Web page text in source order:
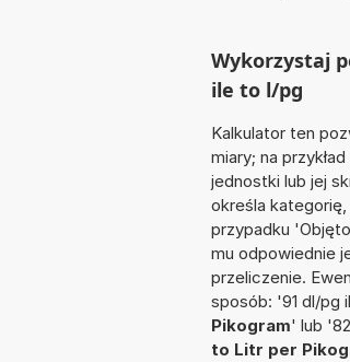
Wykorzystaj
ile to l/pg
Kalkulator ten
miary; na
jednostki lub jej
określa
przypadku
mu odpowiednie
przeliczenie.
sposób: '91 dl/pg
Pikogram' lub '82
to Litr per